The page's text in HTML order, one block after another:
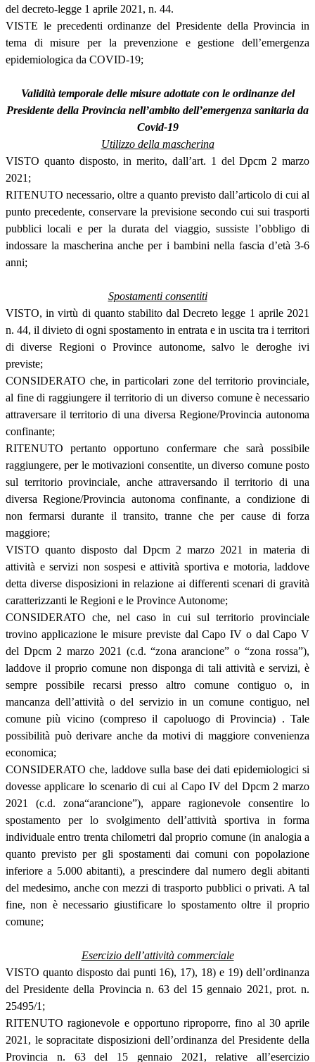
del decreto-legge 1 aprile 2021, n. 44.
VISTE le precedenti ordinanze del Presidente della Provincia in
tema di misure per la prevenzione e gestione dell’emergenza
epidemiologica da COVID-19;
Validità temporale delle misure adottate con le ordinanze del
Presidente della Provincia nell’ambito dell’emergenza sanitaria da
Covid-19
Utilizzo della mascherina
VISTO quanto disposto, in merito, dall’art. 1 del Dpcm 2 marzo
2021;
RITENUTO necessario, oltre a quanto previsto dall’articolo di cui al
punto precedente, conservare la previsione secondo cui sui trasporti
pubblici locali e per la durata del viaggio, sussiste l’obbligo di
indossare la mascherina anche per i bambini nella fascia d’età 3-6
anni;
Spostamenti consentiti
VISTO, in virtù di quanto stabilito dal Decreto legge 1 aprile 2021
n. 44, il divieto di ogni spostamento in entrata e in uscita tra i territori
di diverse Regioni o Province autonome, salvo le deroghe ivi
previste;
CONSIDERATO che, in particolari zone del territorio provinciale,
al fine di raggiungere il territorio di un diverso comune è necessario
attraversare il territorio di una diversa Regione/Provincia autonoma
confinante;
RITENUTO pertanto opportuno confermare che sarà possibile
raggiungere, per le motivazioni consentite, un diverso comune posto
sul territorio provinciale, anche attraversando il territorio di una
diversa Regione/Provincia autonoma confinante, a condizione di
non fermarsi durante il transito, tranne che per cause di forza
maggiore;
VISTO quanto disposto dal Dpcm 2 marzo 2021 in materia di
attività e servizi non sospesi e attività sportiva e motoria, laddove
detta diverse disposizioni in relazione ai differenti scenari di gravità
caratterizzanti le Regioni e le Province Autonome;
CONSIDERATO che, nel caso in cui sul territorio provinciale
trovino applicazione le misure previste dal Capo IV o dal Capo V
del Dpcm 2 marzo 2021 (c.d. “zona arancione” o “zona rossa”),
laddove il proprio comune non disponga di tali attività e servizi, è
sempre possibile recarsi presso altro comune contiguo o, in
mancanza dell’attività o del servizio in un comune contiguo, nel
comune più vicino (compreso il capoluogo di Provincia) . Tale
possibilità può derivare anche da motivi di maggiore convenienza
economica;
CONSIDERATO che, laddove sulla base dei dati epidemiologici si
dovesse applicare lo scenario di cui al Capo IV del Dpcm 2 marzo
2021 (c.d. zona“arancione”), appare ragionevole consentire lo
spostamento per lo svolgimento dell’attività sportiva in forma
individuale entro trenta chilometri dal proprio comune (in analogia a
quanto previsto per gli spostamenti dai comuni con popolazione
inferiore a 5.000 abitanti), a prescindere dal numero degli abitanti
del medesimo, anche con mezzi di trasporto pubblici o privati. A tal
fine, non è necessario giustificare lo spostamento oltre il proprio
comune;
Esercizio dell’attività commerciale
VISTO quanto disposto dai punti 16), 17), 18) e 19) dell’ordinanza
del Presidente della Provincia n. 63 del 15 gennaio 2021, prot. n.
25495/1;
RITENUTO ragionevole e opportuno riproporre, fino al 30 aprile
2021, le sopracitate disposizioni dell’ordinanza del Presidente della
Provincia n. 63 del 15 gennaio 2021, relative all’esercizio